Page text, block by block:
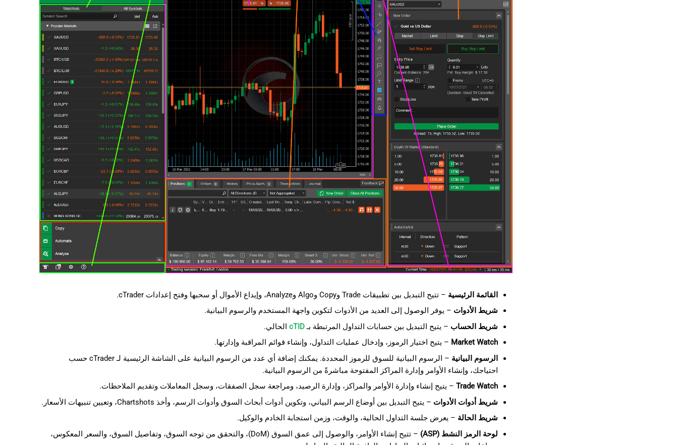
القائمة الرئيسية – تتيح التبديل بين تطبيقات Trade وCopy وAlgo وAnalyze، وإيداع الأموال أو سحبها وفتح إعدادات cTrader.
شريط الأدوات – يوفر الوصول إلى العديد من الأدوات لتكوين واجهة المستخدم والرسوم البيانية.
شريط الحساب – يتيح التبديل بين حسابات التداول المرتبطة بـ cTIDالحالي.
Market Watch – يتيح اختيار الرموز، وإدخال عمليات التداول، وإنشاء قوائم المراقبة وإدارتها.
الرسوم البيانية
– الرسوم البيانية للسوق للرموز المحددة. يمكنك إضافة أي عدد من الرسوم البيانية على الشاشة الرئيسية لـ cTrader حسب
احتياجك، وإنشاء الأوامر وإدارة المراكز المفتوحة مباشرةً من الرسوم البيانية.
Trade Watch– يتيح إنشاء وإدارة الأوامر والمراكز، وإدارة الرصيد، ومراجعة سجل الصفقات، وسجل المعاملات وتقديم الملاحظات.
شريط أدوات الأدوات – يتيح التبديل بين أوضاع الرسم البياني، وتكوين أدوات أبحاث السوق وأدوات الرسم، وأخذ Chartshots، وتعيين تنبيهات الأسعار.
شريط الحالة – يعرض جلسة التداول الحالية، والوقت، وزمن استجابة الخادم والوكيل.
لوحة الرمز النشط (ASP)
– تتيح إنشاء الأوامر، والوصول إلى عمق السوق (DoM)، والتحقق من توجه السوق، وتفاصيل السوق، والسعر المعكوس،